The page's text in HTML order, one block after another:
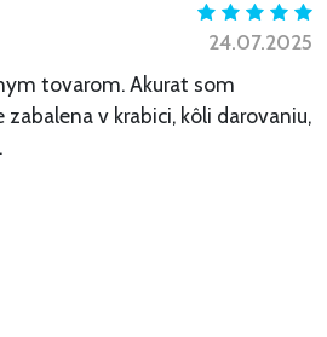
24.07.2025
tovarom. Akurat som
zabalena v krabici, kôli darovaniu,